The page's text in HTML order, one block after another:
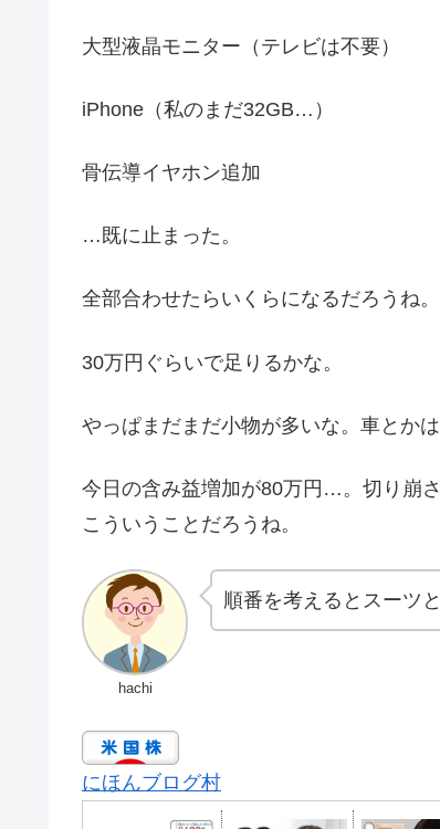
大型液晶モニター（テレビは不要）
iPhone（私のまだ32GB…）
骨伝導イヤホン追加
…既に止まった。
全部合わせたらいくらになるだろうね
30万円ぐらいで足りるかな。
やっぱまだまだ小物が多いな。車とか
今日の含み益増加が80万円…。切り崩
こういうことだろうね。
hachi
順番を考えるとスーツ
にほんブログ村